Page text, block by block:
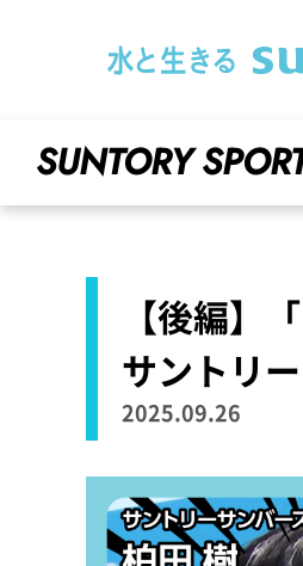
SUNTORY
【後編】
サントリ
2025.09.26